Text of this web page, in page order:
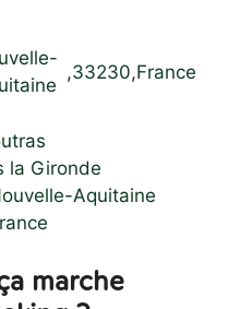
,33230,France
la Gironde
Aquitaine
marche